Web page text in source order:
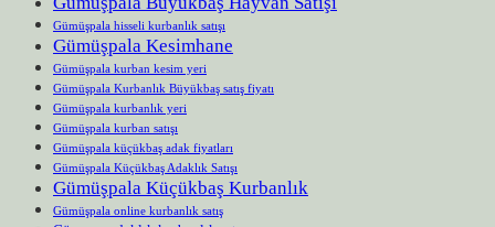
Gümüşpala hisseli kurbanlık satışı
Gümüşpala Kesimhane
Gümüşpala kurban kesim yeri
Gümüşpala Kurbanlık Büyükbaş satış fiyatı
Gümüşpala kurbanlık yeri
Gümüşpala kurban satışı
Gümüşpala küçükbaş adak fiyatları
Gümüşpala Küçükbaş Adaklık Satışı
Gümüşpala Küçükbaş Kurbanlık
Gümüşpala online kurbanlık satış